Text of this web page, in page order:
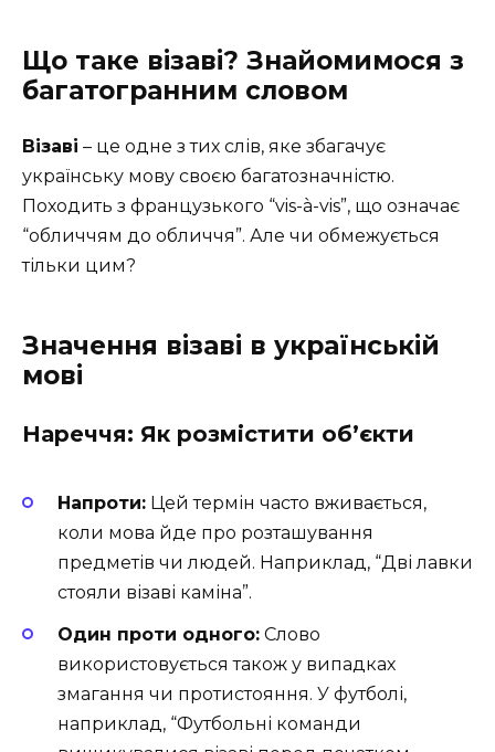
Що таке візаві? Знайомимося з
багатогранним словом
Візаві – це одне з тих слів, яке збагачує
українську мову своєю багатозначністю.
Походить з французького “vis-à-vis”, що означає
“обличчям до обличчя”. Але чи обмежується
тільки цим?
Значення візаві в українській
мові
Нареччя: Як розмістити об’єкти
Напроти: Цей термін часто вживається,
коли мова йде про розташування
предметів чи людей. Наприклад, “Дві лавки
стояли візаві каміна”.
Один проти одного: Слово
використовується також у випадках
змагання чи протистояння. У футболі,
наприклад, “Футбольні команди